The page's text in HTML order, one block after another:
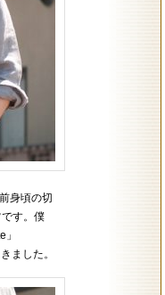
身頃の切
す。僕
ました。